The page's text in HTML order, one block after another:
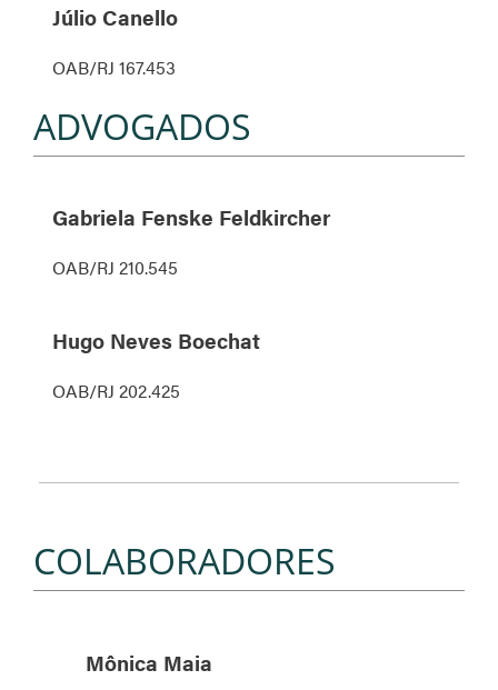
Júlio Canello
OAB/RJ 167.453
ADVOGADOS
Gabriela Fenske Feldkircher
OAB/RJ 210.545
Hugo Neves Boechat
OAB/RJ 202.425
COLABORADORES
Mônica Maia